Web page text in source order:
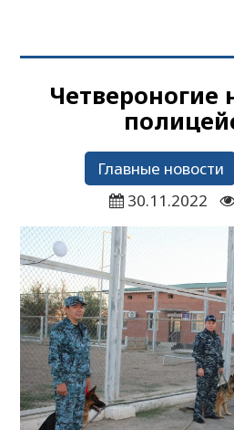
Четвероногие
Главные новости
30.11.2022